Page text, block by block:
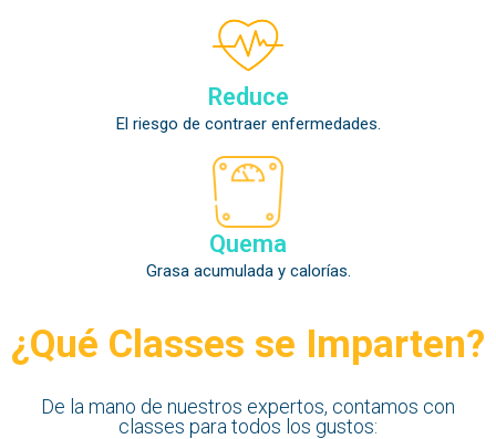
Reduce
El riesgo de contraer enfermedades.
Quema
Grasa acumulada y calorías.
¿Qué Classes se Imparten?
De la mano de nuestros expertos, contamos con
classes para todos los gustos: